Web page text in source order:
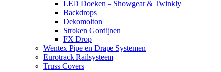
LED Doeken – Showgear & Twinkly
Backdrops
Dekomolton
Stroken Gordijnen
FX Drop
Wentex Pipe en Drape Systemen
Eurotrack Railsysteem
Truss Covers